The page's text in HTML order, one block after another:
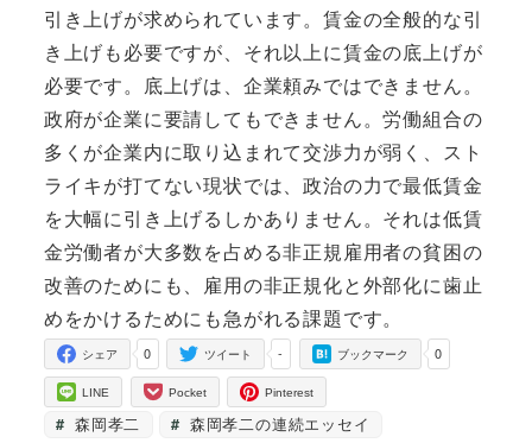
引き上げが求められています。賃金の全般的な引
き上げも必要ですが、それ以上に賃金の底上げが
必要です。底上げは、企業頼みではできません。
政府が企業に要請してもできません。労働組合の
多くが企業内に取り込まれて交渉力が弱く、スト
ライキが打てない現状では、政治の力で最低賃金
を大幅に引き上げるしかありません。それは低賃
金労働者が大多数を占める非正規雇用者の貧困の
改善のためにも、雇用の非正規化と外部化に歯止
めをかけるためにも急がれる課題です。
0
シェア -
ツイート 0
ブックマーク
LINE Pocket Pinterest
森岡孝二 森岡孝二の連続エッセイ